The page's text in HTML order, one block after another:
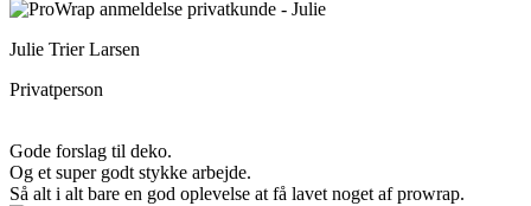
Julie Trier Larsen
Privatperson
Gode forslag til deko.
Og et super godt stykke arbejde.
Så alt i alt bare en god oplevelse at få lavet noget af prowrap.